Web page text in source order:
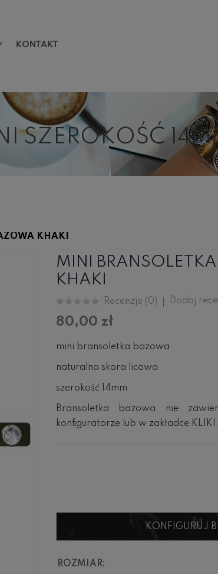
KONTAKT
SZEROKOŚĆ
KHAKI
MINI
KHAKI
Recenzje (0) Dodaj
80,00 zł
mini bransoletka bazowa
naturalna skora licowa
szerokość 14mm
Bransoletka bazowa nie
konfiguratorze lub w zakładce KLIKI.
KONFIGURUJ
ROZMIAR: